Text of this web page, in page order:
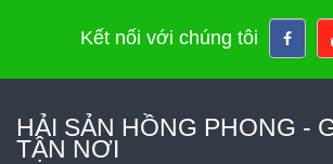
Kết nối với chúng tôi
HẢI SẢN HỒNG PHONG -
TẬN NƠI